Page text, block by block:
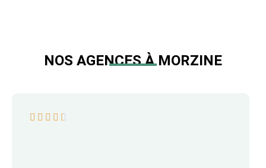
NOS AGENCES À MORZINE